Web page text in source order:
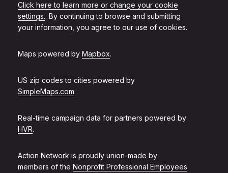
Click here to learn more or change your cookie
settings.. By continuing to browse and submitting
your information, you agree to our use of cookies.
Maps powered by Mapbox.
US zip codes to cities powered by
SimpleMaps.com.
Real-time campaign data for partners powered by
HVR.
Action Network is proudly union-made by
members of the Nonprofit Professional Employees